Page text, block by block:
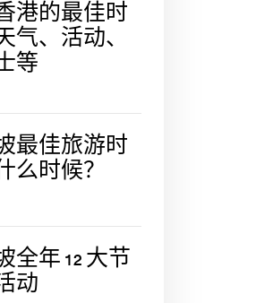
港的最佳时
气、活动、
等
最佳旅游时
么时候？
全年 12 大节
动